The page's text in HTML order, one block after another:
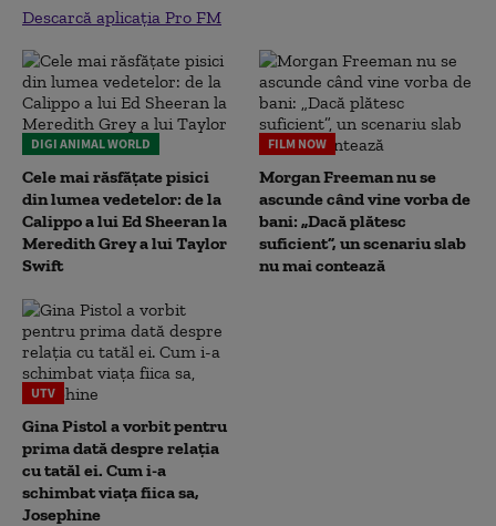
Descarcă aplicația Pro FM
DIGI ANIMAL WORLD
Cele mai răsfățate pisici
din lumea vedetelor: de la
Calippo a lui Ed Sheeran la
Meredith Grey a lui Taylor
Swift
FILM NOW
Morgan Freeman nu se
ascunde când vine vorba de
bani: „Dacă plătesc
suficient”, un scenariu slab
nu mai contează
UTV
Gina Pistol a vorbit pentru
prima dată despre relația
cu tatăl ei. Cum i-a
schimbat viața fiica sa,
Josephine